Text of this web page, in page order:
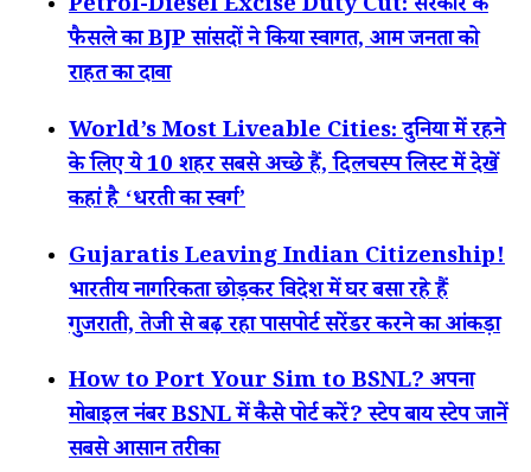
Petrol-Diesel Excise Duty Cut: सरकार के
फैसले का BJP सांसदों ने किया स्वागत, आम जनता को
राहत का दावा
World’s Most Liveable Cities: दुनिया में रहने
के लिए ये 10 शहर सबसे अच्छे हैं, दिलचस्प लिस्ट में देखें
कहां है ‘धरती का स्वर्ग’
Gujaratis Leaving Indian Citizenship!
भारतीय नागरिकता छोड़कर विदेश में घर बसा रहे हैं
गुजराती, तेजी से बढ़ रहा पासपोर्ट सरेंडर करने का आंकड़ा
How to Port Your Sim to BSNL? अपना
मोबाइल नंबर BSNL में कैसे पोर्ट करें? स्टेप बाय स्टेप जानें
सबसे आसान तरीका